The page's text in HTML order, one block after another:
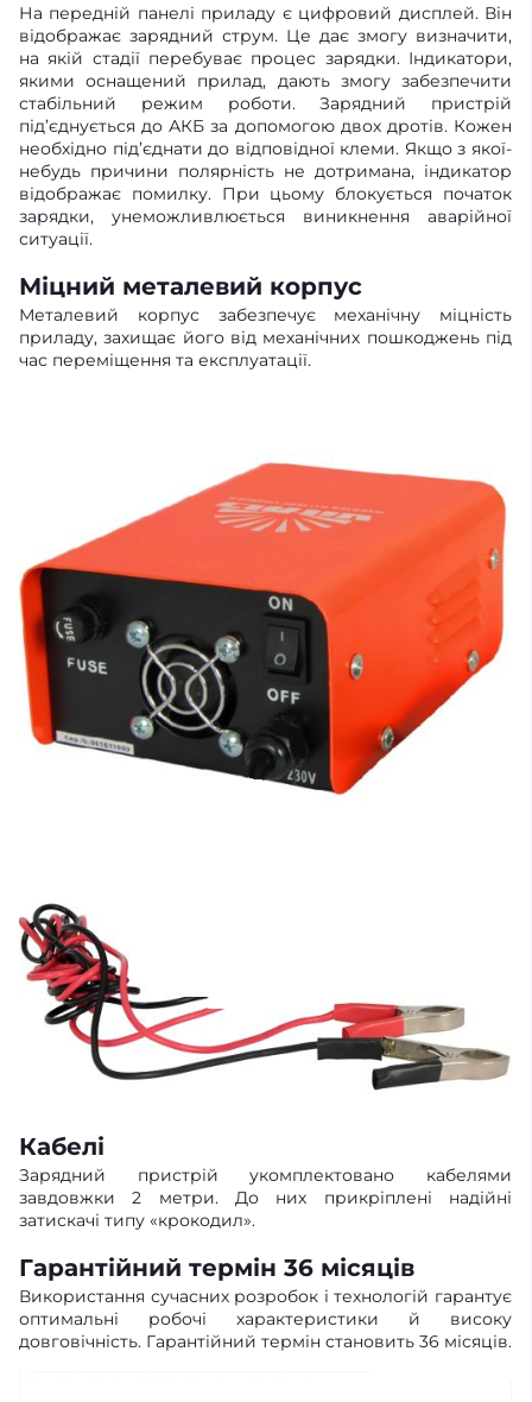
На передній панелі приладу є цифровий дисплей. Він
відображає зарядний струм. Це дає змогу визначити,
на якій стадії перебуває процес зарядки. Індикатори,
якими оснащений прилад, дають змогу забезпечити
стабільний режим роботи. Зарядний пристрій
під’єднується до АКБ за допомогою двох дротів. Кожен
необхідно під’єднати до відповідної клеми. Якщо з якої-
небудь причини полярність не дотримана, індикатор
відображає помилку. При цьому блокується початок
зарядки, унеможливлюється виникнення аварійної
ситуації.
Міцний металевий корпус
Металевий корпус забезпечує механічну міцність
приладу, захищає його від механічних пошкоджень під
час переміщення та експлуатації.
Кабелі
Зарядний пристрій укомплектовано кабелями
завдовжки 2 метри. До них прикріплені надійні
затискачі типу «крокодил».
Гарантійний термін 36 місяців
Використання сучасних розробок і технологій гарантує
оптимальні робочі характеристики й високу
довговічність. Гарантійний термін становить 36 місяців.